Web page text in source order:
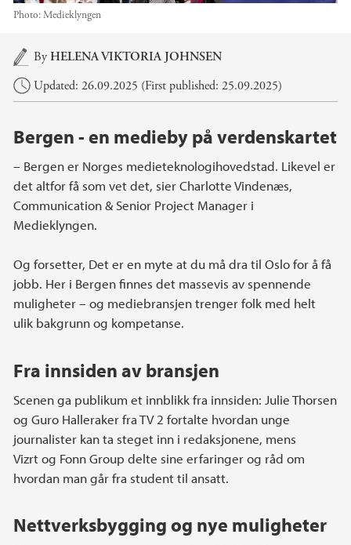
Photo:Medieklyngen
Main content
ByHELENA VIKTORIA JOHNSEN
Updated: 26.09.2025 (First published: 25.09.2025)
Bergen - en medieby på verdenskartet
– Bergen er Norges medieteknologihovedstad. Likevel er
det altfor få som vet det, sier Charlotte Vindenæs,
Communication & Senior Project Manager i
Medieklyngen.
Og forsetter, Det er en myte at du må dra til Oslo for å få
jobb. Her i Bergen finnes det massevis av spennende
muligheter – og mediebransjen trenger folk med helt
ulik bakgrunn og kompetanse.
Fra innsiden av bransjen
Scenen ga publikum et innblikk fra innsiden: Julie Thorsen
og Guro Halleraker fra TV 2 fortalte hvordan unge
journalister kan ta steget inn i redaksjonene, mens
Vizrt og Fonn Group delte sine erfaringer og råd om
hvordan man går fra student til ansatt.
Nettverksbygging og nye muligheter